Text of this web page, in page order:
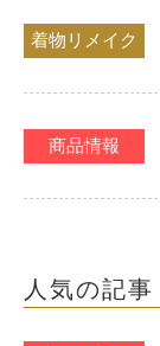
着物リメイク
商品情報
人気の記事